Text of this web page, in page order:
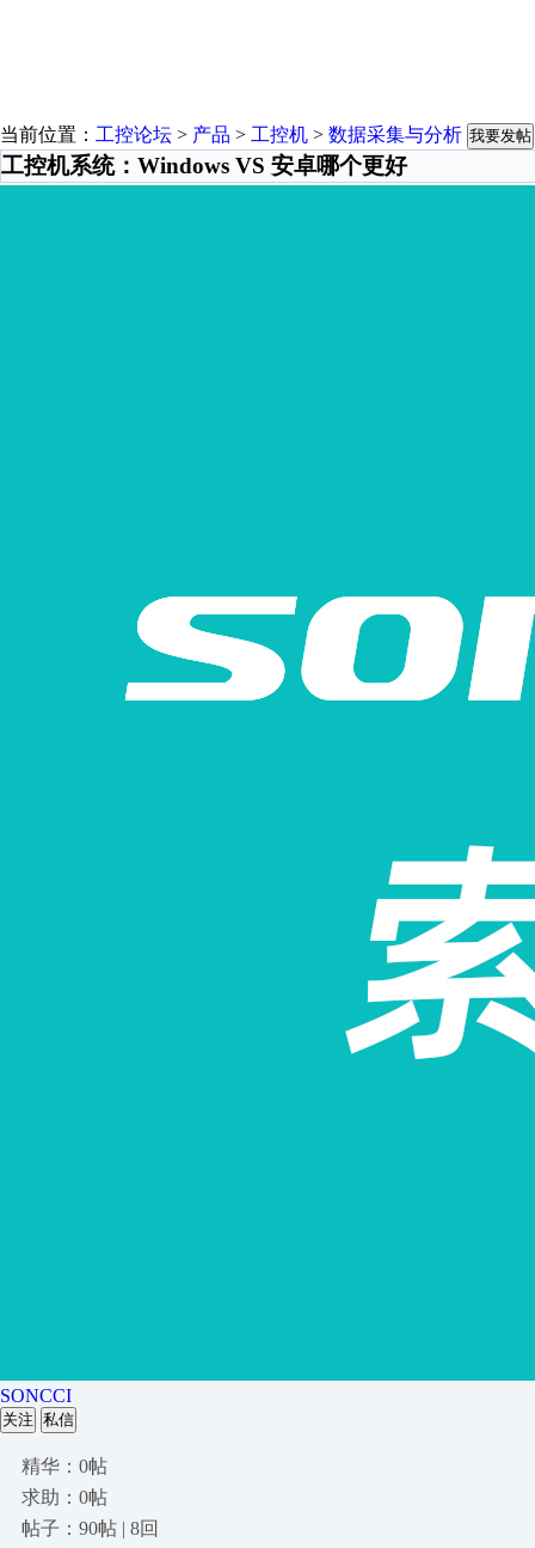
当前位置： 工控论坛 > 产品 > 工控机 > 数据采集与分析 我要发帖
工控机系统：Windows VS 安卓哪个更好
SONCCI
关注 私信
精华：0帖
求助：0帖
帖子：90帖 | 8回